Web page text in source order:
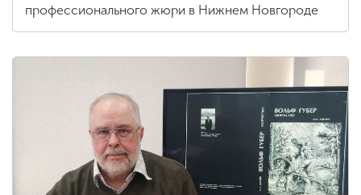
профессионального жюри в Нижнем Новгороде